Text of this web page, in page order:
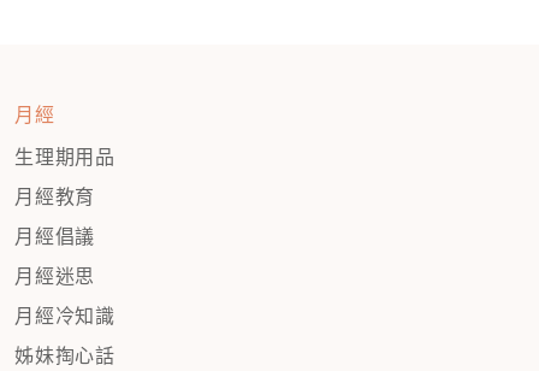
月經
生理期用品
月經教育
月經倡議
月經迷思
月經冷知識
姊妹掏心話